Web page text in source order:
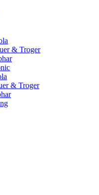
& Troger
& Troger